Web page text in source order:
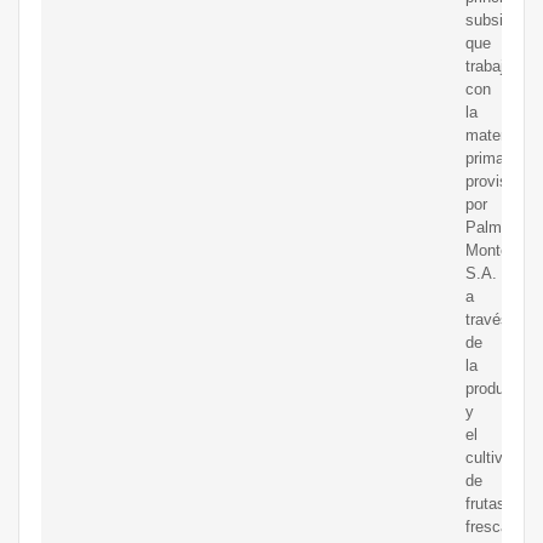
subsidiaria
que
trabaja
con
la
materia
prima
provista
por
Palmas
Monterrey
S.A.
a
través
de
la
producción
y
el
cultivo
de
frutas
frescas